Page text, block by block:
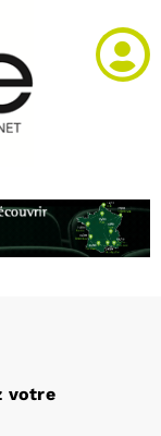
votre